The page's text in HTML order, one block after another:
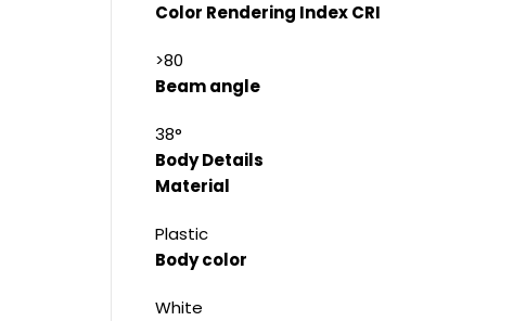
Color Rendering Index CRI
>80
Beam angle
38°
Body Details
Material
Plastic
Body color
White